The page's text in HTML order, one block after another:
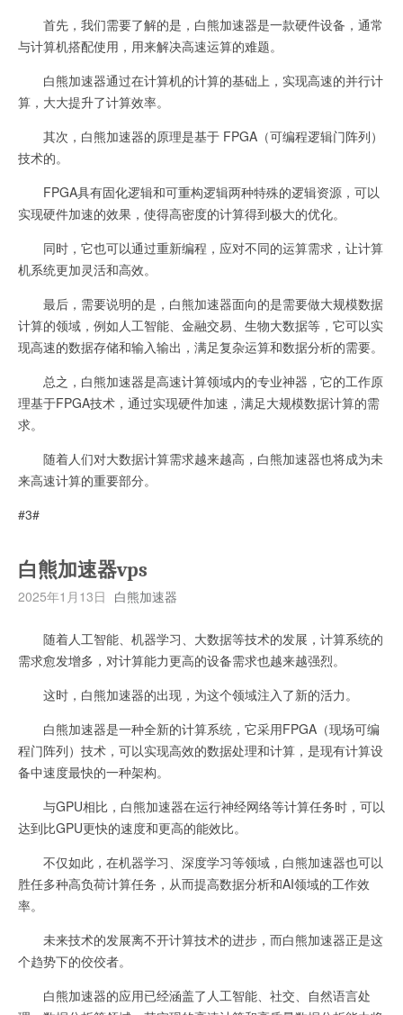
首先，我们需要了解的是，白熊加速器是一款硬件设备，通常
与计算机搭配使用，用来解决高速运算的难题。
白熊加速器通过在计算机的计算的基础上，实现高速的并行计
算，大大提升了计算效率。
其次，白熊加速器的原理是基于 FPGA（可编程逻辑门阵列）
技术的。
FPGA具有固化逻辑和可重构逻辑两种特殊的逻辑资源，可以
实现硬件加速的效果，使得高密度的计算得到极大的优化。
同时，它也可以通过重新编程，应对不同的运算需求，让计算
机系统更加灵活和高效。
最后，需要说明的是，白熊加速器面向的是需要做大规模数据
计算的领域，例如人工智能、金融交易、生物大数据等，它可以实
现高速的数据存储和输入输出，满足复杂运算和数据分析的需要。
总之，白熊加速器是高速计算领域内的专业神器，它的工作原
理基于FPGA技术，通过实现硬件加速，满足大规模数据计算的需
求。
随着人们对大数据计算需求越来越高，白熊加速器也将成为未
来高速计算的重要部分。
#3#
白熊加速器vps
2025年1月13日 白熊加速器
随着人工智能、机器学习、大数据等技术的发展，计算系统的
需求愈发增多，对计算能力更高的设备需求也越来越强烈。
这时，白熊加速器的出现，为这个领域注入了新的活力。
白熊加速器是一种全新的计算系统，它采用FPGA（现场可编
程门阵列）技术，可以实现高效的数据处理和计算，是现有计算设
备中速度最快的一种架构。
与GPU相比，白熊加速器在运行神经网络等计算任务时，可以
达到比GPU更快的速度和更高的能效比。
不仅如此，在机器学习、深度学习等领域，白熊加速器也可以
胜任多种高负荷计算任务，从而提高数据分析和AI领域的工作效
率。
未来技术的发展离不开计算技术的进步，而白熊加速器正是这
个趋势下的佼佼者。
白熊加速器的应用已经涵盖了人工智能、社交、自然语言处